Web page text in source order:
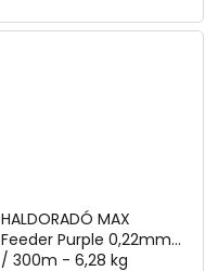
HALDORADÓ MAX
Feeder Purple 0,22mm
/ 300m - 6,28 kg